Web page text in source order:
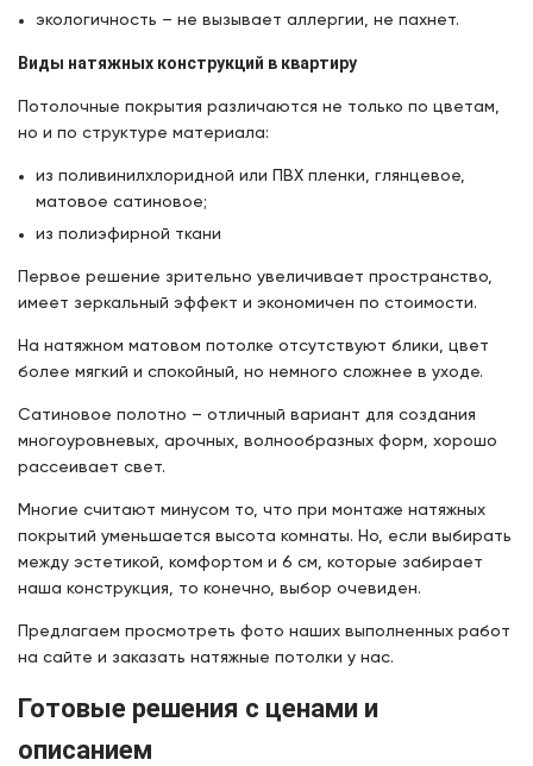
экологичность – не вызывает аллергии, не пахнет.
Виды натяжных конструкций в квартиру
Потолочные покрытия различаются не только по цветам,
но и по структуре материала:
из поливинилхлоридной или ПВХ пленки, глянцевое,
матовое сатиновое;
из полиэфирной ткани
Первое решение зрительно увеличивает пространство,
имеет зеркальный эффект и экономичен по стоимости.
На натяжном матовом потолке отсутствуют блики, цвет
более мягкий и спокойный, но немного сложнее в уходе.
Сатиновое полотно – отличный вариант для создания
многоуровневых, арочных, волнообразных форм, хорошо
рассеивает свет.
Многие считают минусом то, что при монтаже натяжных
покрытий уменьшается высота комнаты. Но, если выбирать
между эстетикой, комфортом и 6 см, которые забирает
наша конструкция, то конечно, выбор очевиден.
Предлагаем просмотреть фото наших выполненных работ
на сайте и заказать натяжные потолки у нас.
Готовые решения с ценами и
описанием